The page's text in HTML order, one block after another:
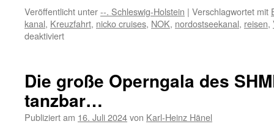
Veröffentlicht unter--. Schleswig-Holstein | Verschlagwortet mit
kanal, Kreuzfahrt, nicko cruises, NOK, nordostseekanal, reisen,
deaktiviertfür
Ostsee-
Kanal
Die große Operngala des
tanzbar…
Publiziert am 16. Juli 2024von Karl-Heinz Hänel